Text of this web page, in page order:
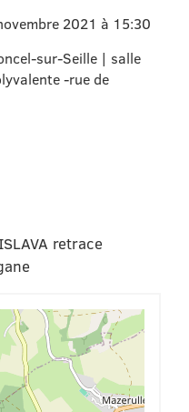
2021 à 15:30
sur-Seille | salle
-rue de
retrace